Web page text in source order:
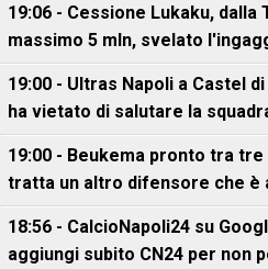
19:06 - Cessione Lukaku,
massimo 5 mln, svelato
19:00 - Ultras Napoli a Castel
ha vietato di salutare la
19:00 - Beukema pronto tra
tratta un altro difensore che è
18:56 - CalcioNapoli24 su
aggiungi subito CN24 per non